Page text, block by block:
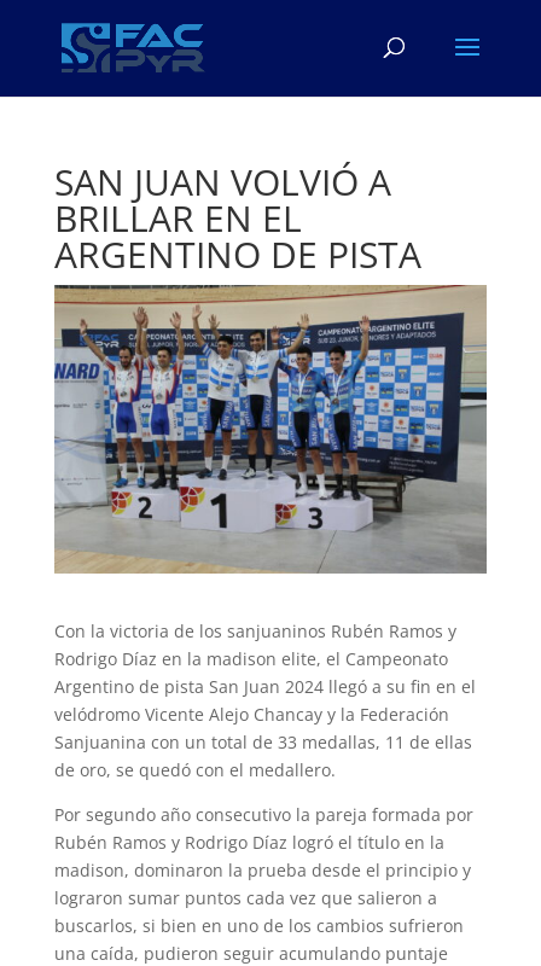
SAN JUAN VOLVIÓ A
BRILLAR EN EL
ARGENTINO DE PISTA
Con la victoria de los sanjuaninos Rubén Ramos y
Rodrigo Díaz en la madison elite, el Campeonato
Argentino de pista San Juan 2024 llegó a su fin en el
velódromo Vicente Alejo Chancay y la Federación
Sanjuanina con un total de 33 medallas, 11 de ellas
de oro, se quedó con el medallero.
Por segundo año consecutivo la pareja formada por
Rubén Ramos y Rodrigo Díaz logró el título en la
madison, dominaron la prueba desde el principio y
lograron sumar puntos cada vez que salieron a
buscarlos, si bien en uno de los cambios sufrieron
una caída, pudieron seguir acumulando puntaje